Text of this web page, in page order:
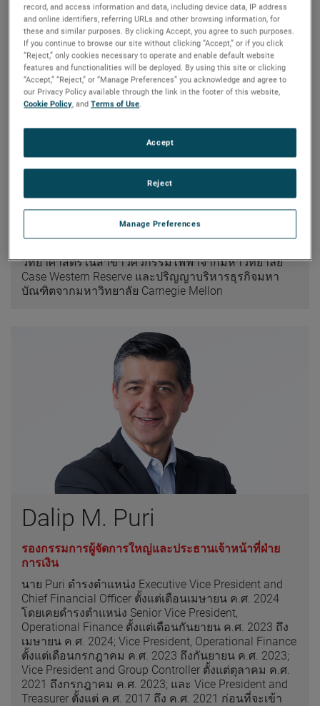
David A. Zapico
ประธานกรรมการและประธานเจ้าหน้าที่บริหาร
Mr. Zapico ได้รับเลือกเป็นประธานคณะกรรมการใน
เดือนมิถุนายน 2017 และเป็นประธานเจ้าหน้าที่บริหาร
ตั้งแต่พฤษภาคม 2016 ก่อนหน้านี้ เขาดำรงตำแหน่งรอง
ปฏิบัติการตั้งแต่มกราคม 2013 ถึง พฤษภาคม 2016 เขา
เป็นประธานของแผนกเครื่องมืออิเล็กทรอนิกส์ตั้งแต่
ตุลาคม 2003 ถึงมกราคม 2013 เขาเริ่มร่วมงานกับ
AMETEK ในตำแหน่งวิศวกรผลิตภัณฑ์ในปี 1990 และ
ดำรงหลากหลายตำแหน่งในด้านวิศวกรรมและการ
แผนกเครื่องมือกระบวนการในปี 1996 และรองประธาน
วิทยาศาสตร์ในสาขาวิศวกรรมไฟฟ้าจากมหาวิทยาลัย
Case Western Reserve และปริญญาบริหารธุรกิจมหา
บัณฑิตจากมหาวิทยาลัย Carnegie Mellon
Dalip M. Puri
รองกรรมการผู้จัดการใหญ่และประธานเจ้าหน้าที่ฝ่าย
การเงิน
นาย Puri ดำรงตำแหน่ง Executive Vice President and
Chief Financial Officer ตั้งแต่เดือนเมษายน ค.ศ. 2024
โดยเคยดำรงตำแหน่ง Senior Vice President,
Operational Finance ตั้งแต่เดือนกันยายน ค.ศ. 2023 ถึง
เมษายน ค.ศ. 2024; Vice President, Operational Finance
ตั้งแต่เดือนกรกฎาคม ค.ศ. 2023 ถึงกันยายน ค.ศ. 2023;
Vice President and Group Controller ตั้งแต่ตุลาคม ค.ศ.
2021 ถึงกรกฎาคม ค.ศ. 2023; และ Vice President and
Treasurer ตั้งแต่ ค.ศ. 2017 ถึง ค.ศ. 2021 ก่อนที่จะเข้า
record, and access information and data, including device data, IP address
and online identifiers, referring URLs and other browsing information, for
these and similar purposes. By clicking Accept, you agree to such purposes.
If you continue to browse our site without clicking “Accept,” or if you click
“Reject,” only cookies necessary to operate and enable default website
features and functionalities will be deployed. By using this site or clicking
“Accept,” “Reject,” or “Manage Preferences” you acknowledge and agree to
our Privacy Policy available through the link in the footer of this website,
Cookie Policy, andTerms of Use.
Manage Preferences
Reject
Accept